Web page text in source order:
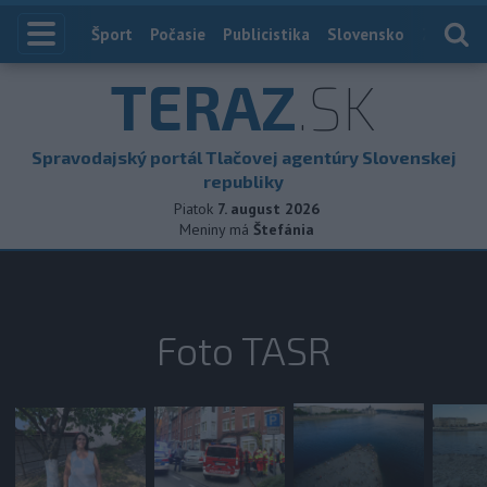
Index
Šport Počasie Publicistika Slovensko
TERAZ.SK
Spravodajský portál Tlačovej agentúry Slovenskej
republiky
Piatok 7. august 2026
Meniny má Štefánia
Foto TASR